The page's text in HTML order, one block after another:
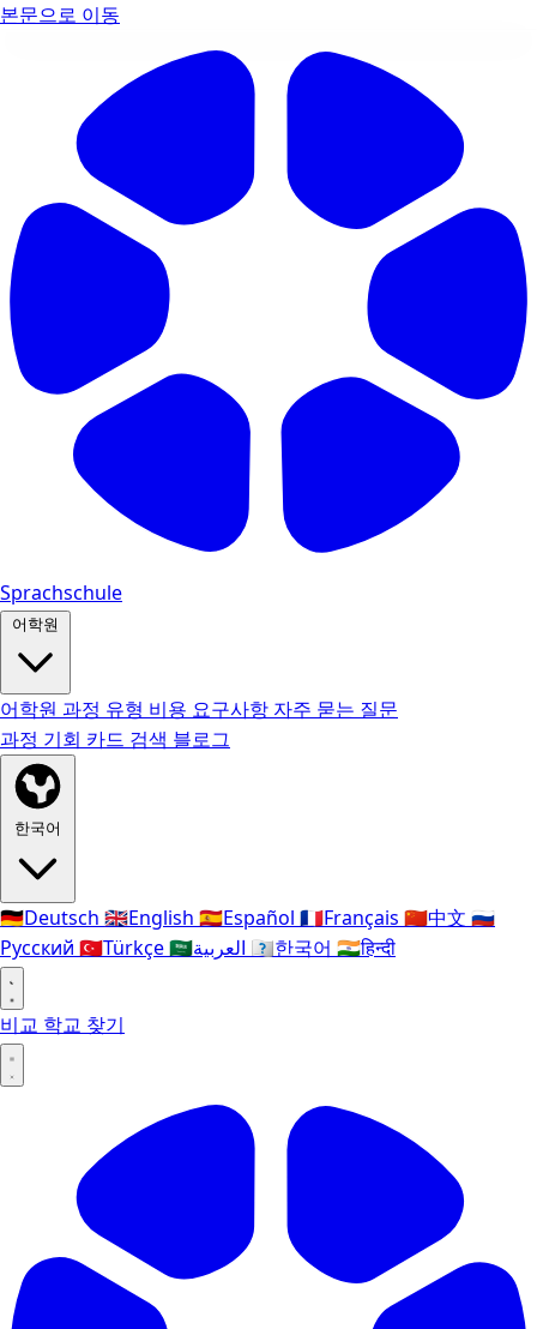
본문으로 이동
Sprachschule
어학원
어학원 과정 유형 비용 요구사항 자주 묻는 질문
과정 기회 카드 검색 블로그
한국어
🇩🇪Deutsch 🇬🇧English 🇪🇸Español 🇫🇷Français 🇨🇳中文 🇷🇺
Русский 🇹🇷Türkçe🇸🇦 🇰🇷한국어 🇮🇳हिन्दी
비교 학교 찾기